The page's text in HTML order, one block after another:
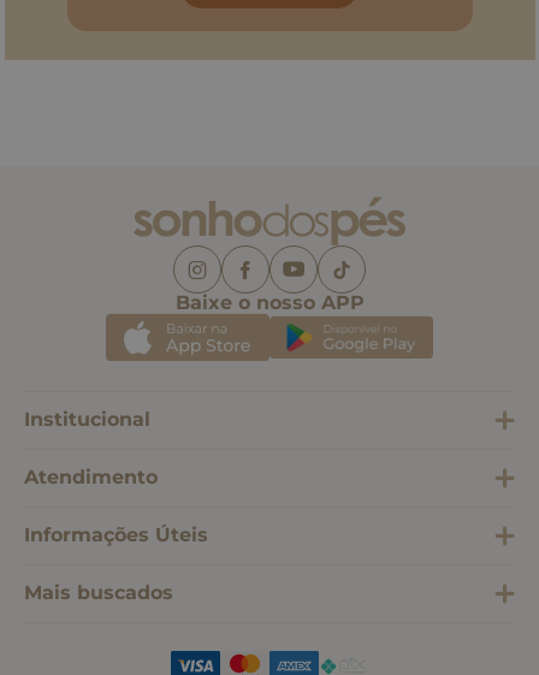
Baixe o nosso APP
Institucional
Atendimento
Informações Úteis
Mais buscados